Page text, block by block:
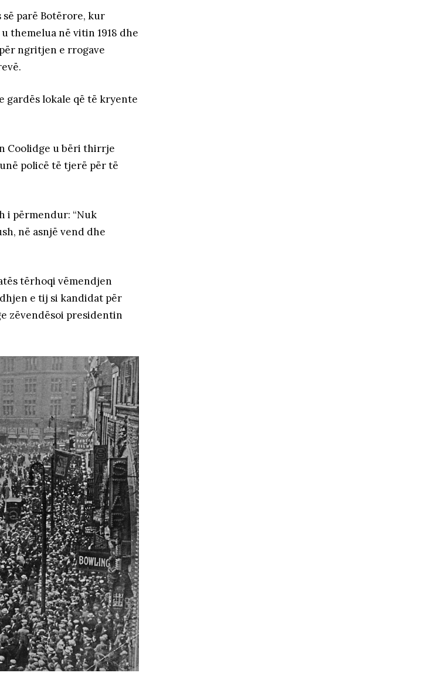
parë Botërore, kur
themelua në vitin 1918 dhe
ngritjen e rrogave
gardës lokale që të kryente
Coolidge u bëri thirrje
policë të tjerë për të
i përmendur: “Nuk
në asnjë vend dhe
tërhoqi vëmendjen
e tij si kandidat për
zëvendësoi presidentin